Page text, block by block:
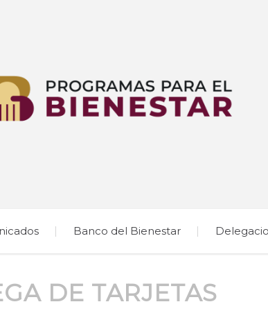
Banco del Bienestar
DE TARJETAS